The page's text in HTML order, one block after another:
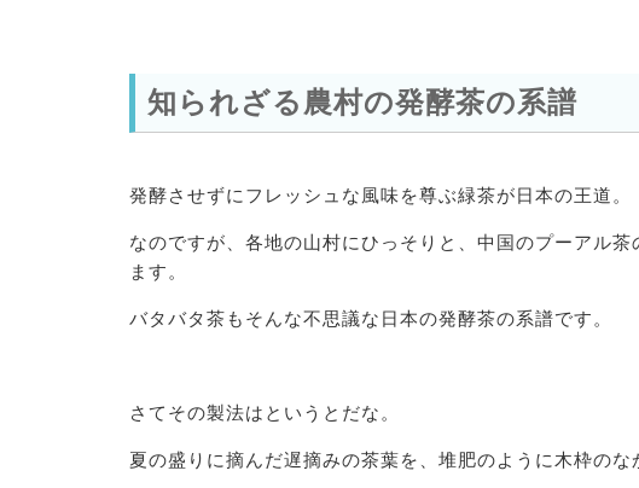
知られざる農村の発酵茶の系譜
発酵させずにフレッシュな風味を尊ぶ緑茶が日本の王道。
なのですが、各地の山村にひっそりと、中国のプーアル茶
ます。
バタバタ茶もそんな不思議な日本の発酵茶の系譜です。
さてその製法はというとだな。
夏の盛りに摘んだ遅摘みの茶葉を、堆肥のように木枠のな